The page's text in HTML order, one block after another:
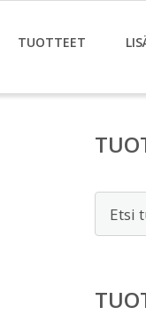
TUOTTEET